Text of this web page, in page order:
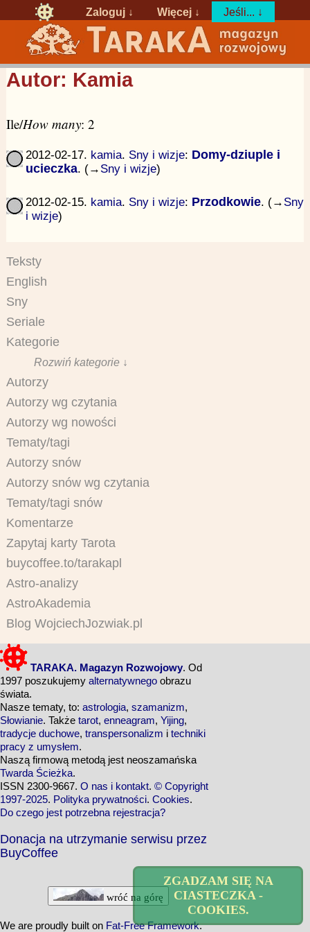
ZGADZAM SIĘ NA
CIASTECZKA -
COOKIES.
Zaloguj ↓ Więcej ↓ Jeśli... ↓
Autor: Kamia
Ile/How many: 2
2012-02-17. kamia. Sny i wizje: Domy-dziuple i
ucieczka. (→ Sny i wizje)
2012-02-15. kamia. Sny i wizje: Przodkowie. (→ Sny
i wizje)
Teksty
English
Sny
Seriale
Kategorie
Rozwiń kategorie ↓
Autorzy
Autorzy wg czytania
Autorzy wg nowości
Tematy/tagi
Autorzy snów
Autorzy snów wg czytania
Tematy/tagi snów
Komentarze
Zapytaj karty Tarota
buycoffee.to/tarakapl
Astro-analizy
AstroAkademia
Blog WojciechJozwiak.pl
TARAKA. Magazyn Rozwojowy. Od
1997 poszukujemy alternatywnego obrazu
świata.
Nasze tematy, to: astrologia, szamanizm,
Słowianie. Także tarot, enneagram, Yijing,
tradycje duchowe, transpersonalizm i techniki
pracy z umysłem.
Naszą firmową metodą jest neoszamańska
Twarda Ścieżka.
ISSN 2300-9667. O nas i kontakt. © Copyright
1997-2025. Polityka prywatności. Cookies.
Do czego jest potrzebna rejestracja?
Donacja na utrzymanie serwisu przez
BuyCoffee
wróć na górę
We are proudly built on Fat-Free Framework.